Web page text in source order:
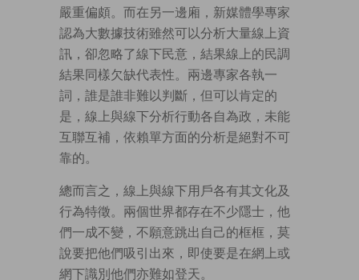
嚴重偏頗。而在另一邊廂，新媒體學專家
認為大數據技術雖然可以分析大量線上資
訊，卻忽略了線下民意，結果線上的民調
結果同樣欠缺代表性。兩邊專家各執一
詞，誰是誰非難以判斷，但可以肯定的
是，線上與線下分析行動各自為政，未能
互聯互補，依賴單方面的分析是絕對不可
靠的。
總而言之，線上與線下用戶各有其文化及
行為特徵。兩個世界都存在不少隱士，他
們一成不變，不願意跳出自己的框框，莫
說要把他們吸引出來，即使要是在網上或
網下識別他們亦難如登天。